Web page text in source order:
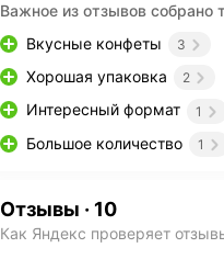
Важное из отзывов собрано
Вкусные конфеты
3
Хорошая упаковка 2
Интересный формат 1
Большое количество 1
Отзывы · 10
Как Яндекс проверяет